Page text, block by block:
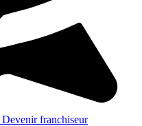
Devenir franchiseur